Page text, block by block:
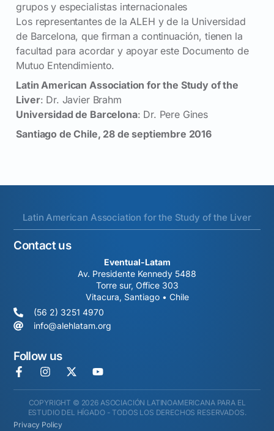
grupos y especialistas internacionales
Los representantes de la ALEH y de la Universidad
de Barcelona, que firman a continuación, tienen la
facultad para acordar y apoyar este Documento de
Mutuo Entendimiento.
Latin American Association for the Study of the
Liver: Dr. Javier Brahm
Universidad de Barcelona: Dr. Pere Gines
Santiago de Chile, 28 de septiembre 2016
Latin American Association for the Study of the Liver
Contact us
Eventual-Latam
Av. Presidente Kennedy 5488
Torre sur, Office 303
Vitacura, Santiago • Chile
(56 2) 3251 4970
info@alehlatam.org
Follow us
COPYRIGHT © 2026 ASOCIACIÓN LATINOAMERICANA PARA EL
ESTUDIO DEL HÍGADO - TODOS LOS DERECHOS RESERVADOS.
Privacy Policy